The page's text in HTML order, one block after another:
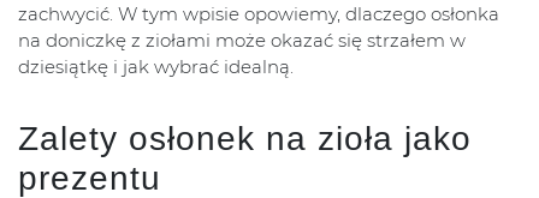
zachwycić. W tym wpisie opowiemy, dlaczego osłonka
na doniczkę z ziołami może okazać się strzałem w
dziesiątkę i jak wybrać idealną.
Zalety osłonek na zioła jako
prezentu